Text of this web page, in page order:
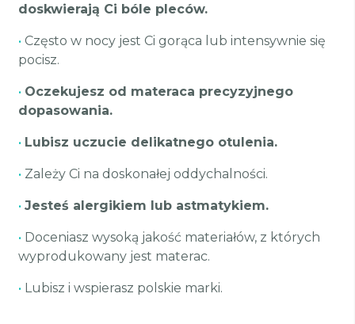
doskwierają Ci bóle pleców.
• Często w nocy jest Ci gorąca lub intensywnie się
pocisz.
• Oczekujesz od materaca precyzyjnego
dopasowania.
• Lubisz uczucie delikatnego otulenia.
• Zależy Ci na doskonałej oddychalności.
• Jesteś alergikiem lub astmatykiem.
• Doceniasz wysoką jakość materiałów, z których
wyprodukowany jest materac.
• Lubisz i wspierasz polskie marki.